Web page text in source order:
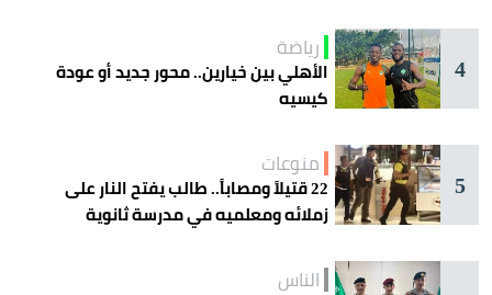
4
رياضة
الأهلي بين خيارين.. محور جديد أو عودة
كيسيه
5
منوعات
22 قتيلاً ومصاباً.. طالب يفتح النار على
زملائه ومعلميه في مدرسة ثانوية
الناس